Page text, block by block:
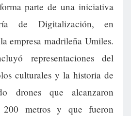
parte de una iniciativa
de Digitalización, en
empresa madrileña Umiles.
representaciones del
culturales y la historia de
drones que alcanzaron
200 metros y que fueron